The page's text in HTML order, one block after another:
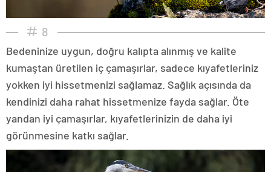
8
Bedeninize uygun, doğru kalıpta alınmış ve kalite
kumaştan üretilen iç çamaşırlar, sadece kıyafetleriniz
yokken iyi hissetmenizi sağlamaz. Sağlık açısında da
kendinizi daha rahat hissetmenize fayda sağlar. Öte
yandan iyi çamaşırlar, kıyafetlerinizin de daha iyi
görünmesine katkı sağlar.